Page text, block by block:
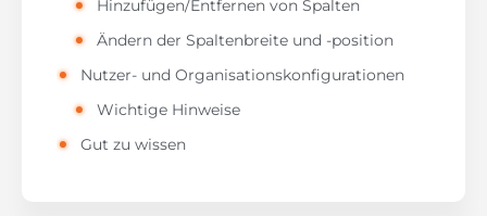
Hinzufügen/Entfernen von Spalten
Ändern der Spaltenbreite und -position
Nutzer- und Organisationskonfigurationen
Wichtige Hinweise
Gut zu wissen